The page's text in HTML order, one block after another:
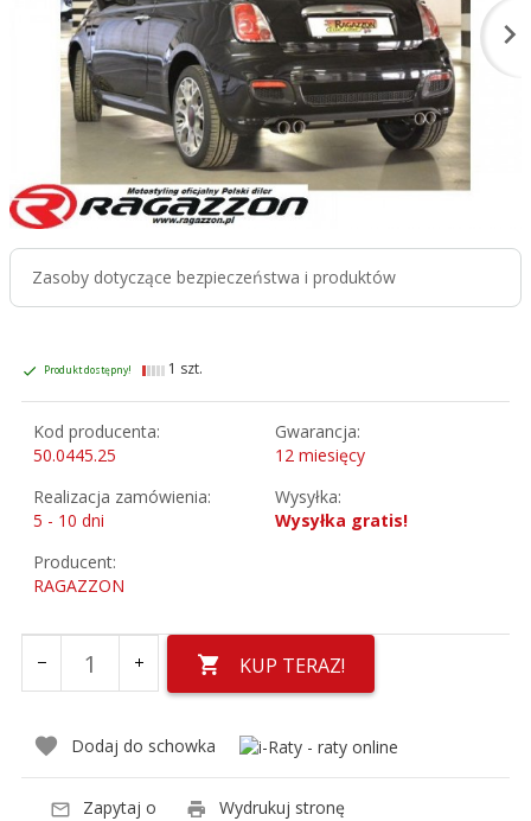
Zasoby dotyczące bezpieczeństwa i produktów
Produkt dostępny! 1 szt.
Kod producenta:
50.0445.25
Gwarancja:
12 miesięcy
Realizacja zamówienia:
5 - 10 dni
Wysyłka:
Wysyłka gratis!
Producent:
RAGAZZON
KUP TERAZ!
Dodaj do schowka
Zapytaj o
Wydrukuj stronę